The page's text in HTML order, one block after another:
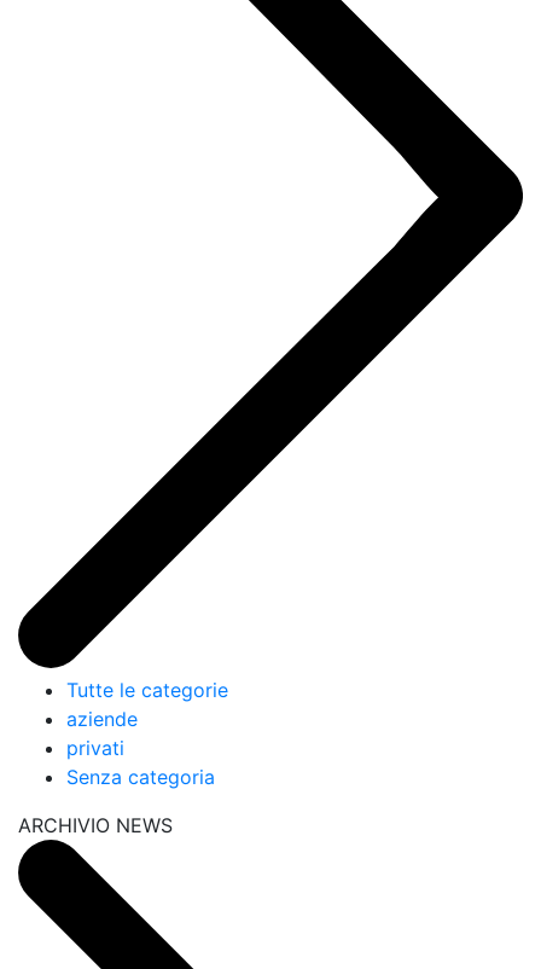
Tutte le categorie
aziende
privati
Senza categoria
ARCHIVIO NEWS